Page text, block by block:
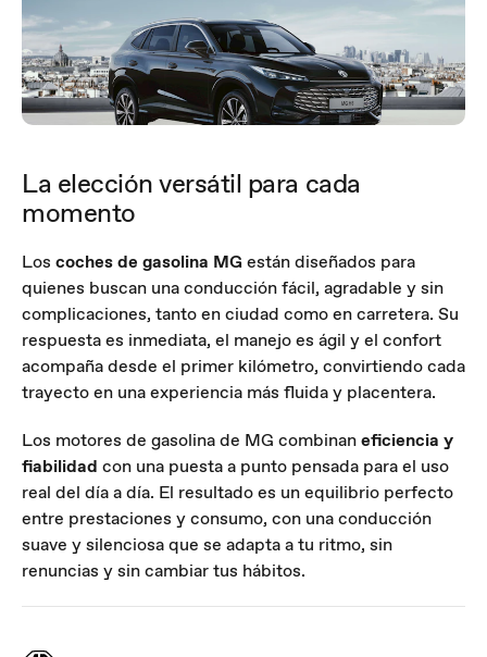
La elección versátil para cada
momento
Los coches de gasolina MG están diseñados para
quienes buscan una conducción fácil, agradable y sin
complicaciones, tanto en ciudad como en carretera. Su
respuesta es inmediata, el manejo es ágil y el confort
acompaña desde el primer kilómetro, convirtiendo cada
trayecto en una experiencia más fluida y placentera.
Los motores de gasolina de MG combinaneficiencia y
fiabilidad con una puesta a punto pensada para el uso
real del día a día. El resultado es un equilibrio perfecto
entre prestaciones y consumo, con una conducción
suave y silenciosa que se adapta a tu ritmo, sin
renuncias y sin cambiar tus hábitos.